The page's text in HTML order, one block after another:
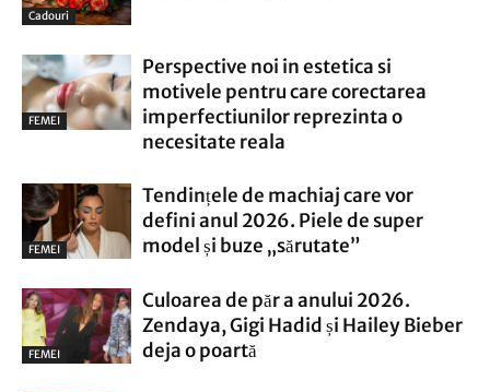
Cadouri
FEMEI
Perspective noi in estetica si
motivele pentru care corectarea
imperfectiunilor reprezinta o
necesitate reala
FEMEI
Tendințele de machiaj care vor
defini anul 2026. Piele de super
model și buze „sărutate”
FEMEI
Culoarea de păr a anului 2026.
Zendaya, Gigi Hadid și Hailey Bieber
deja o poartă